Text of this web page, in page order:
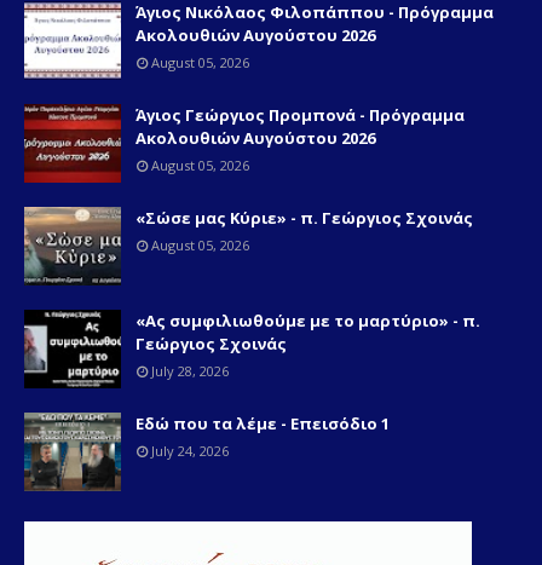
Άγιος Νικόλαος Φιλοπάππου - Πρόγραμμα
Ακολουθιών Αυγούστου 2026
August 05, 2026
Άγιος Γεώργιος Προμπονά - Πρόγραμμα
Ακολουθιών Αυγούστου 2026
August 05, 2026
«Σώσε μας Κύριε» - π. Γεώργιος Σχοινάς
August 05, 2026
«Ας συμφιλιωθούμε με το μαρτύριο» - π.
Γεώργιος Σχοινάς
July 28, 2026
Εδώ που τα λέμε - Επεισόδιο 1
July 24, 2026